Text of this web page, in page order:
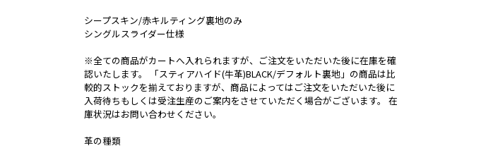
シープスキン/赤キルティング裏地のみ
シングルスライダー仕様
※全ての商品がカートへ入れられますが、ご注文をいただいた後に在庫を確
認いたします。 「スティアハイド(牛革)BLACK/デフォルト裏地」の商品は比
較的ストックを揃えておりますが、商品によってはご注文をいただいた後に
入荷待ちもしくは受注生産のご案内をさせていただく場合がございます。 在
庫状況はお問い合わせください。
革の種類